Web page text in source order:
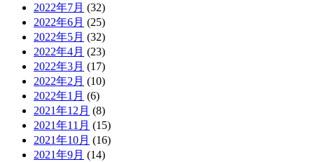
2022年7月 (32)
2022年6月 (25)
2022年5月 (32)
2022年4月 (23)
2022年3月 (17)
2022年2月 (10)
2022年1月 (6)
2021年12月 (8)
2021年11月 (15)
2021年10月 (16)
2021年9月 (14)